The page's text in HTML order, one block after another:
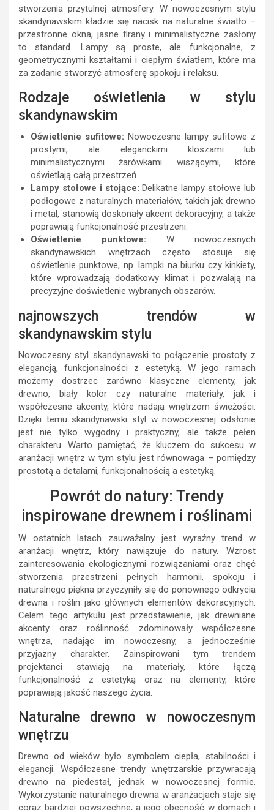
stworzenia przytulnej atmosfery. W nowoczesnym stylu
skandynawskim kładzie się nacisk na naturalne światło –
przestronne okna, jasne firany i minimalistyczne zasłony
to standard. Lampy są proste, ale funkcjonalne, z
geometrycznymi kształtami i ciepłym światłem, które ma
za zadanie stworzyć atmosferę spokoju i relaksu.
Rodzaje oświetlenia w stylu
skandynawskim
Oświetlenie sufitowe: Nowoczesne lampy sufitowe z
prostymi, ale eleganckimi kloszami lub
minimalistycznymi żarówkami wiszącymi, które
oświetlają całą przestrzeń.
Lampy stołowe i stojące: Delikatne lampy stołowe lub
podłogowe z naturalnych materiałów, takich jak drewno
i metal, stanowią doskonały akcent dekoracyjny, a także
poprawiają funkcjonalność przestrzeni.
Oświetlenie punktowe: W nowoczesnych
skandynawskich wnętrzach często stosuje się
oświetlenie punktowe, np. lampki na biurku czy kinkiety,
które wprowadzają dodatkowy klimat i pozwalają na
precyzyjne doświetlenie wybranych obszarów.
najnowszych trendów w
skandynawskim stylu
Nowoczesny styl skandynawski to połączenie prostoty z
elegancją, funkcjonalności z estetyką. W jego ramach
możemy dostrzec zarówno klasyczne elementy, jak
drewno, biały kolor czy naturalne materiały, jak i
współczesne akcenty, które nadają wnętrzom świeżości.
Dzięki temu skandynawski styl w nowoczesnej odsłonie
jest nie tylko wygodny i praktyczny, ale także pełen
charakteru. Warto pamiętać, że kluczem do sukcesu w
aranżacji wnętrz w tym stylu jest równowaga – pomiędzy
prostotą a detalami, funkcjonalnością a estetyką.
Powrót do natury: Trendy
inspirowane drewnem i roślinami
W ostatnich latach zauważalny jest wyraźny trend w
aranżacji wnętrz, który nawiązuje do natury. Wzrost
zainteresowania ekologicznymi rozwiązaniami oraz chęć
stworzenia przestrzeni pełnych harmonii, spokoju i
naturalnego piękna przyczyniły się do ponownego odkrycia
drewna i roślin jako głównych elementów dekoracyjnych.
Celem tego artykułu jest przedstawienie, jak drewniane
akcenty oraz roślinność zdominowały współczesne
wnętrza, nadając im nowoczesny, a jednocześnie
przyjazny charakter. Zainspirowani tym trendem
projektanci stawiają na materiały, które łączą
funkcjonalność z estetyką oraz na elementy, które
poprawiają jakość naszego życia.
Naturalne drewno w nowoczesnym
wnętrzu
Drewno od wieków było symbolem ciepła, stabilności i
elegancji. Współczesne trendy wnętrzarskie przywracają
drewno na piedestał, jednak w nowoczesnej formie.
Wykorzystanie naturalnego drewna w aranżacjach staje się
coraz bardziej powszechne, a jego obecność w domach i